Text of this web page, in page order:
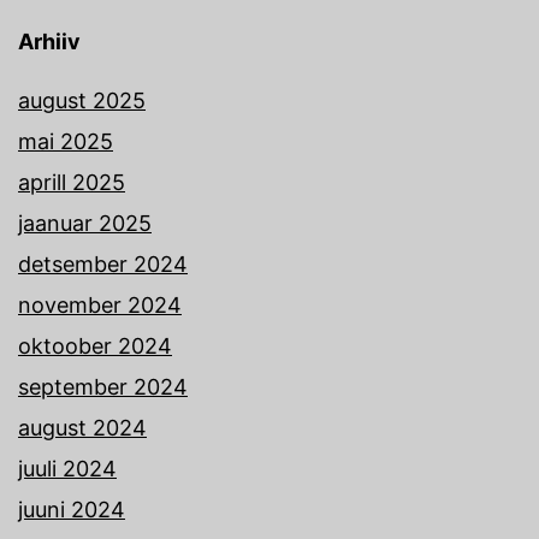
Arhiiv
august 2025
mai 2025
aprill 2025
jaanuar 2025
detsember 2024
november 2024
oktoober 2024
september 2024
august 2024
juuli 2024
juuni 2024